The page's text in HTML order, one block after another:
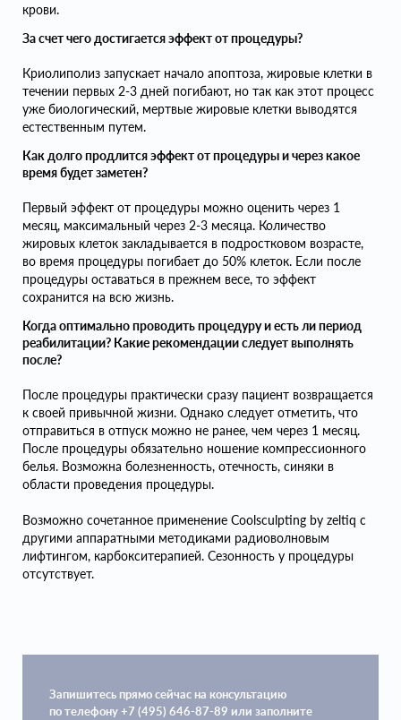
крови.
За счет чего достигается эффект от процедуры?
Криолиполиз запускает начало апоптоза, жировые клетки в
течении первых 2-3 дней погибают, но так как этот процесс
уже биологический, мертвые жировые клетки выводятся
естественным путем.
Как долго продлится эффект от процедуры и через какое
время будет заметен?
Первый эффект от процедуры можно оценить через 1
месяц, максимальный через 2-3 месяца. Количество
жировых клеток закладывается в подростковом возрасте,
во время процедуры погибает до 50% клеток. Если после
процедуры оставаться в прежнем весе, то эффект
сохранится на всю жизнь.
Когда оптимально проводить процедуру и есть ли период
реабилитации? Какие рекомендации следует выполнять
после?
После процедуры практически сразу пациент возвращается
к своей привычной жизни. Однако следует отметить, что
отправиться в отпуск можно не ранее, чем через 1 месяц.
После процедуры обязательно ношение компрессионного
белья. Возможна болезненность, отечность, синяки в
области проведения процедуры.
Возможно сочетанное применение Coolsculpting by zeltiq с
другими аппаратными методиками радиоволновым
лифтингом, карбокситерапией. Сезонность у процедуры
отсутствует.
Запишитесь прямо сейчас на консультацию
по телефону +7 (495) 646-87-89 или заполните